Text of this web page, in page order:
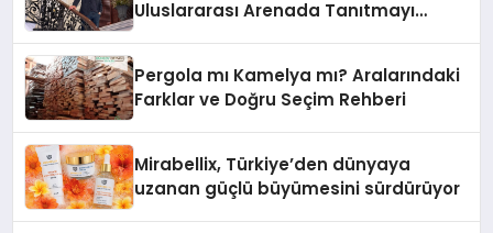
Uluslararası Arenada Tanıtmayı
Pergola mı Kamelya mı? Aralarındaki
Farklar ve Doğru Seçim Rehberi
Mirabellix, Türkiye’den dünyaya
uzanan güçlü büyümesini sürdürüyor